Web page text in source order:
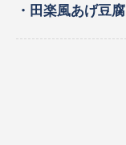
・田楽風あげ豆腐